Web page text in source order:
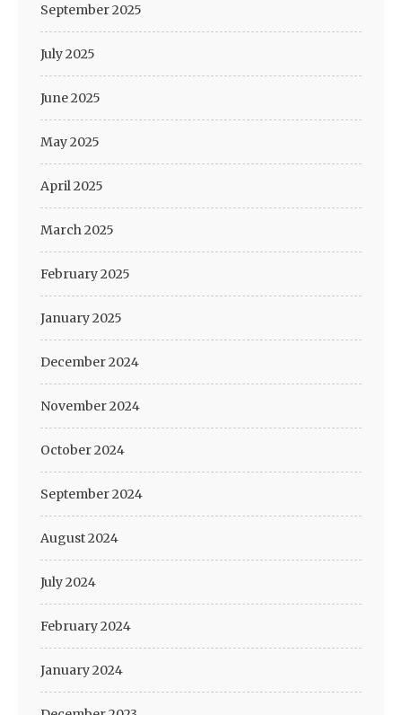
September 2025
July 2025
June 2025
May 2025
April 2025
March 2025
February 2025
January 2025
December 2024
November 2024
October 2024
September 2024
August 2024
July 2024
February 2024
January 2024